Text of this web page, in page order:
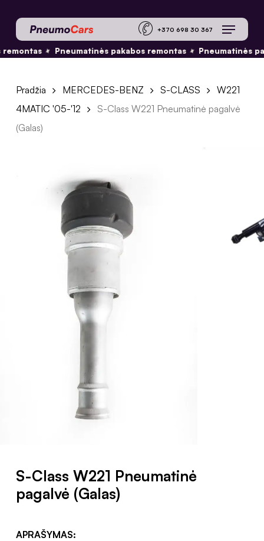
main
content
+370 698 30
Menu
✦ Pneumatinės pakabos remontas✦ Pneumatinės
Pradžia MERCEDES-BENZ S-CLASS
W221
4MATIC '05-'12
S-Class W221 Pneumatinė pagalvė
(Galas)
S-Class W221 Pneumatinė
pagalvė (Galas)
APRAŠYMAS: